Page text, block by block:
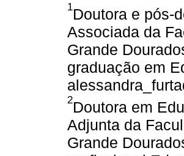
1Doutora e pós-
Associada da
Grande
graduação em
2Doutora em
Adjunta da
Grande